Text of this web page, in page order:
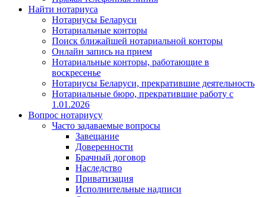
Найти нотариуса
Нотариусы Беларуси
Нотариальные конторы
Поиск ближайшей нотариальной конторы
Онлайн запись на прием
Нотариальные конторы, работающие в
воскресенье
Нотариусы Беларуси, прекратившие деятельность
Нотариальные бюро, прекратившие работу с
1.01.2026
Вопрос нотариусу
Часто задаваемые вопросы
Завещание
Доверенности
Брачный договор
Наследство
Приватизация
Исполнительные надписи